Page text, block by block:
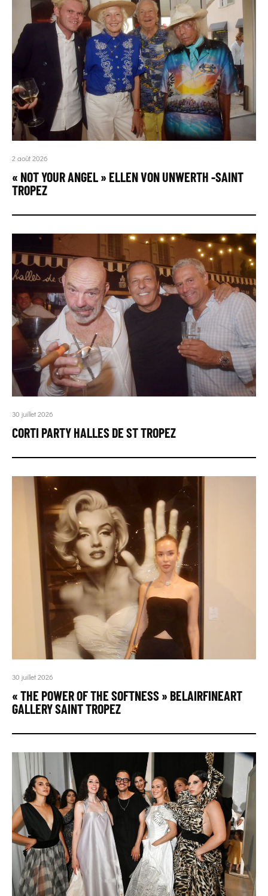
2 août 2026
« NOT YOUR ANGEL » ELLEN VON UNWERTH -SAINT
TROPEZ
30 juillet 2026
CORTI PARTY HALLES DE ST TROPEZ
30 juillet 2026
« THE POWER OF THE SOFTNESS » BELAIRFINEART
GALLERY SAINT TROPEZ